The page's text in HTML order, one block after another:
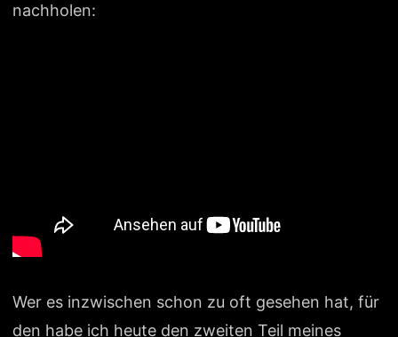
nachholen:
Wer es inzwischen schon zu oft gesehen hat, für
den habe ich heute den zweiten Teil meines